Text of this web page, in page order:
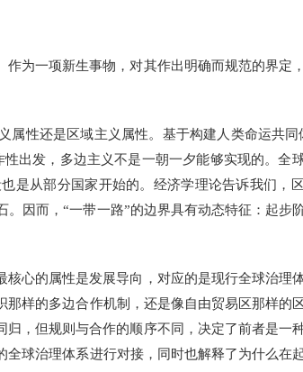
为一项新生事物，对其作出明确而规范的界定
性还是区域主义属性。基于构建人类命运共同
出发，多边主义不是一朝一夕能够实现的。全
是从部分国家开始的。经济学理论告诉我们，
因而，“一带一路”的边界具有动态特征：起步
心的属性是发展导向，对应的是现行全球治理
样的多边合作机制，还是像自由贸易区那样的
，但规则与合作的顺序不同，决定了前者是一
球治理体系进行对接，同时也解释了为什么在